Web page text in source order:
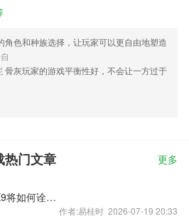
角色和种族选择，让玩家可以更自由地塑造
骨灰玩家的游戏平衡性好，不会让一方过于
热门文章 更多
搭载华为乾崑全家桶 奕境X9将如何诠释豪华完全体?
作者:易桂时 2026-07-19 20:33